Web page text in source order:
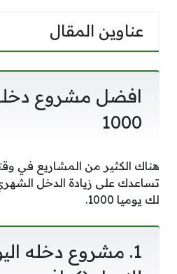
عناوين المقال
افضل مشروع
1000
هناك الكثير من المشاريع في
تساعدك على زيادة الدخل
لك يوميا 1000.